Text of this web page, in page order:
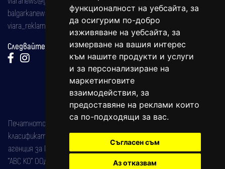
функционалност на уебсайта, за
да осигурим по-добро
изживяване на уебсайта, за
измерване на вашия интерес
към нашите продукти и услуги
и за персонализиране на
маркетинговите
взаимодействия, за
предоставяне на реклами които
са по-подходящи за вас.
Съгласен съм
Аз отказвам
balgarkanews@gmail.com
viara_reklama@mail.bg
Следвайте ни:
Печатното издание на вестника е регистрирано в националния
класификатор на печатните издания (Българска национална
агенция за ISSN) под номер: ISSN 1312-4722.
"АВС КО" ООД е притежател на марката: Вяра информационен